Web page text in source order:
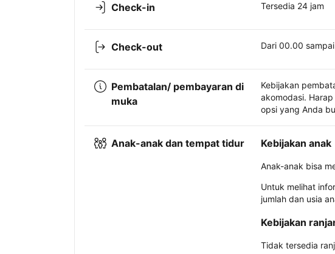
Check-in Tersedia 24 jam
Check-out Dari 00.00
Pembatalan/ pembayaran di
muka
Kebijakan
akomodasi. Harap
opsi yang Anda
Anak-anak dan tempat tidur Kebijakan anak
Anak-anak bisa
Untuk melihat
jumlah dan usia
Kebijakan
Tidak tersedia